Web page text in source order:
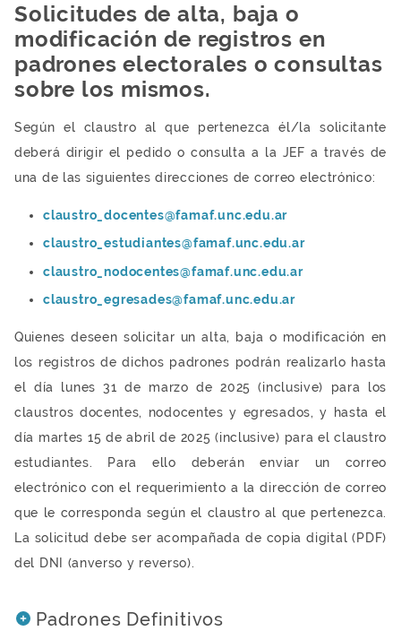
Solicitudes de alta, baja o
modificación de registros en
padrones electorales o consultas
sobre los mismos.
Según el claustro al que pertenezca él/la solicitante
deberá dirigir el pedido o consulta a la JEF a través de
una de las siguientes direcciones de correo electrónico:
claustro_docentes@famaf.unc.edu.ar
claustro_estudiantes@famaf.unc.edu.ar
claustro_nodocentes@famaf.unc.edu.ar
claustro_egresades@famaf.unc.edu.ar
Quienes deseen solicitar un alta, baja o modificación en
los registros de dichos padrones podrán realizarlo hasta
el día lunes 31 de marzo de 2025 (inclusive) para los
claustros docentes, nodocentes y egresados, y hasta el
día martes 15 de abril de 2025 (inclusive) para el claustro
estudiantes. Para ello deberán enviar un correo
electrónico con el requerimiento a la dirección de correo
que le corresponda según el claustro al que pertenezca.
La solicitud debe ser acompañada de copia digital (PDF)
del DNI (anverso y reverso).
Padrones Definitivos